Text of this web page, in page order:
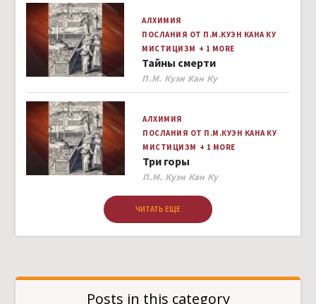
АЛХИМИЯ
ПОСЛАНИЯ ОТ П.М.КУЭН КАНА КУ
МИСТИЦИЗМ + 1 MORE
Тайны смерти
Author
П.М. Куэн Кан Ку
АЛХИМИЯ
ПОСЛАНИЯ ОТ П.М.КУЭН КАНА КУ
МИСТИЦИЗМ + 1 MORE
Три горы
Author
П.М. Куэн Кан Ку
ЧИТАТЬ ЕЩЕ
Posts in this category